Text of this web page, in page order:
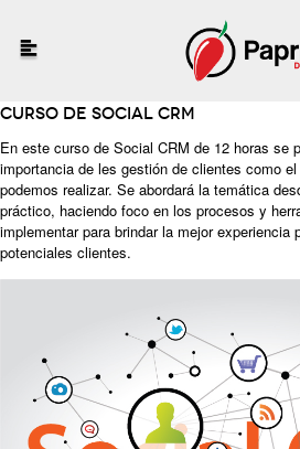
Curso de Social CRM
En este curso de Social CRM de 12 horas se
importancia de les gestión de clientes como
podemos realizar. Se abordará la temática
práctico, haciendo foco en los procesos y
implementar para brindar la mejor experiencia
potenciales clientes.